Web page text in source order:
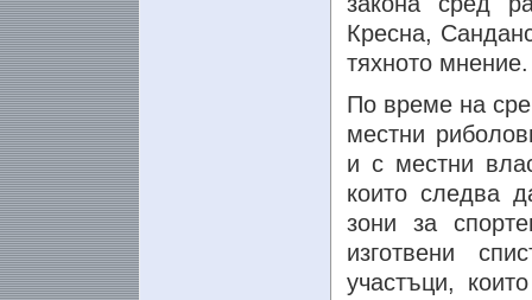
Кресна,
тяхното мнение.
По време на
местни
и с местни
които следва
зони за
изготвени
участъци,